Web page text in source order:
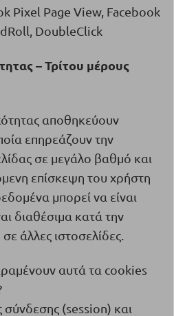
Pixel Page View, Facebook
DoubleClick
– Τρίτου μέρους
αποθηκεύουν
επηρεάζουν την
σε μεγάλο βαθμό και
επίσκεψη του χρήστη
μπορεί να είναι
διαθέσιμα κατά την
άλλες ιστοσελίδες.
αυτά τα cookies
σύνδεσης (session) και